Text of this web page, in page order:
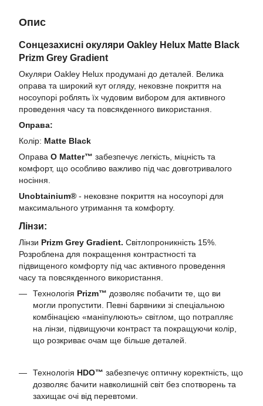
Опис
Сонцезахисні окуляри Oakley Helux Matte Black
Prizm Grey Gradient
Окуляри Oakley Helux продумані до деталей. Велика
оправа та широкий кут огляду, нековзне покриття на
носоупорі роблять їх чудовим вибором для активного
проведення часу та повсякденного використання.
Оправа:
Колір: Matte Black
Оправа O Matter™ забезпечує легкість, міцність та
комфорт, що особливо важливо під час довготривалого
носіння.
Unobtainium® - нековзне покриття на носоупорі для
максимального утримання та комфорту.
Лінзи:
Лінзи Prizm Grey Gradient. Світлопроникність 15%.
Розроблена для покращення контрастності та
підвищеного комфорту під час активного проведення
часу та повсякденного використання.
Технологія Prizm™ дозволяє побачити те, що ви
могли пропустити. Певні барвники зі спеціальною
комбінацією «маніпулюють» світлом, що потрапляє
на лінзи, підвищуючи контраст та покращуючи колір,
що розкриває очам ще більше деталей.
Технологія HDO™ забезпечує оптичну коректність, що
дозволяє бачити навколишній світ без спотворень та
захищає очі від перевтоми.